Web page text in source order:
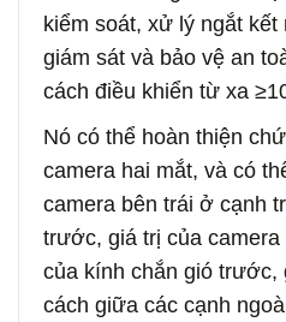
kiểm soát, xử lý ngắt
giám sát và bảo vệ an
cách điều khiển từ xa
Nó có thể hoàn thiện
camera hai mắt, và có
camera bên trái ở cạnh
trước, giá trị của
của kính chắn gió trước,
cách giữa các cạnh